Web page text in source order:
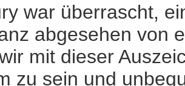
war überrascht,
abgesehen von
mit dieser
zu sein und